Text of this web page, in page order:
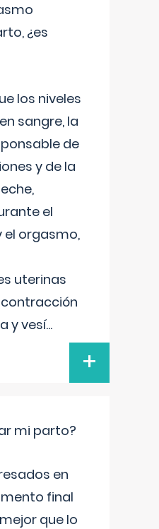
¿es
los niveles
sangre, la
de
y de la
el
el orgasmo,
uterinas
y vesí...
+
mi parto?
en
final
que lo